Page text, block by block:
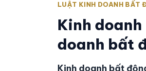
LUẬT KINH DOANH BẤT
Kinh
doanh bất
Kinh doanh bất